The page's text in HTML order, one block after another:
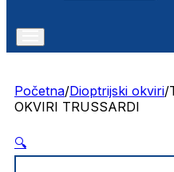
Početna/Dioptrijski okviri/
OKVIRI TRUSSARDI
🔍